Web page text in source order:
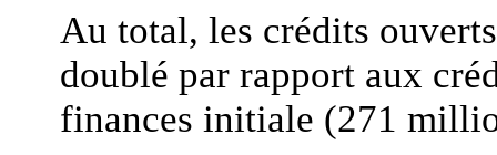
Au total, les crédits
doublé par rapport aux
finances initiale (271